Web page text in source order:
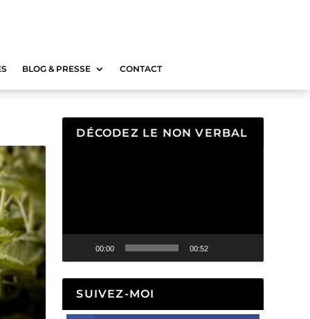
BLOG & PRESSE CONTACT
DÉCODEZ LE NON VERBAL
00:00 00:52
SUIVEZ-MOI